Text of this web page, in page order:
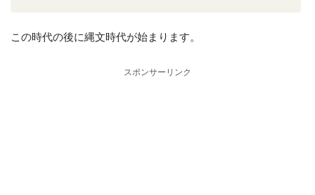
この時代の後に縄文時代が始まります。
スポンサーリンク